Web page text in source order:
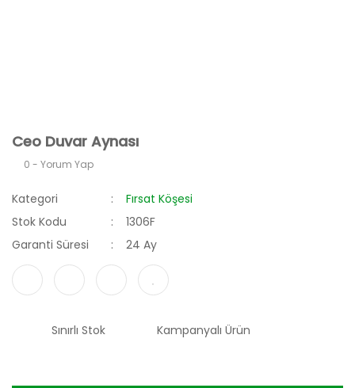
Ceo Duvar Aynası
0 - Yorum Yap
Kategori
Fırsat Köşesi
Stok Kodu
1306F
Garanti Süresi
24 Ay
Sınırlı Stok Kampanyalı Ürün